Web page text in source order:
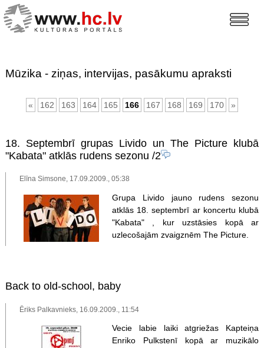
Mūzika - ziņas, intervijas, pasākumu apraksti
« 162 163 164 165 166 167 168 169 170 »
18. Septembrī grupas Livido un The Picture klubā
"Kabata" atklās rudens sezonu /2
Elīna Simsone, 17.09.2009., 05:38
Grupa Livido jauno rudens sezonu
atklās 18. septembrī ar koncertu klubā
"Kabata" , kur uzstāsies kopā ar
uzlecošajām zvaigznēm The Picture.
Back to old-school, baby
Ēriks Palkavnieks, 16.09.2009., 11:54
Vecie labie laiki atgriežas Kapteiņa
Enriko Pulkstenī kopā ar muzikālo